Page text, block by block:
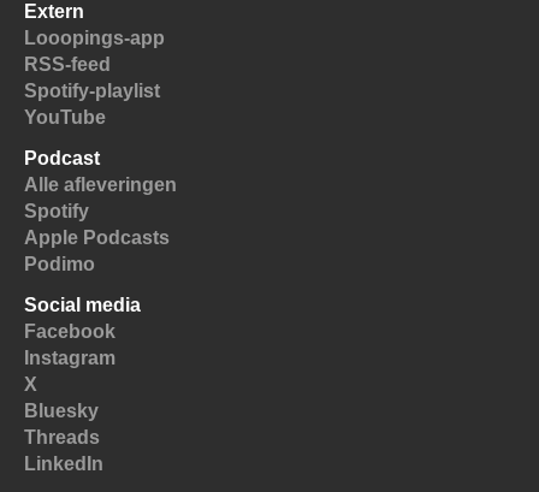
Extern
Looopings-app
RSS-feed
Spotify-playlist
YouTube
Podcast
Alle afleveringen
Spotify
Apple Podcasts
Podimo
Social media
Facebook
Instagram
X
Bluesky
Threads
LinkedIn